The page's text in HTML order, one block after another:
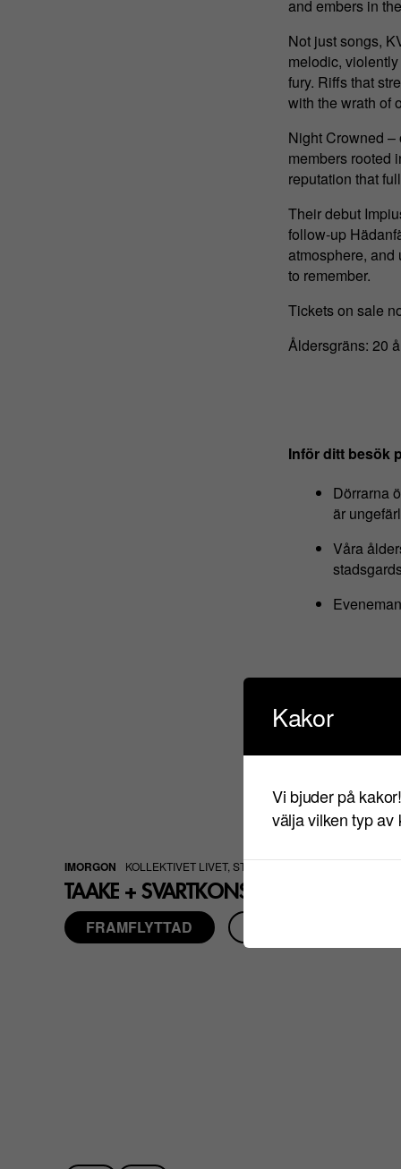
and embers in
Not just songs,
melodic,
fury. Riffs that
with the wrath of
Night Crowned –
members rooted
reputation that
Their debut
follow-up
atmosphere, and
to remember.
Tickets on sale
Åldersgräns: 20
Inför ditt besök
Dörrarna
är
Våra
IMORGON KOLLEKTIVET LIVET, STORA SCEN
TAAKE + SVARTKONST
FRAMFLYTTAD
Kakor
Vi bjuder på
välja vilken typ